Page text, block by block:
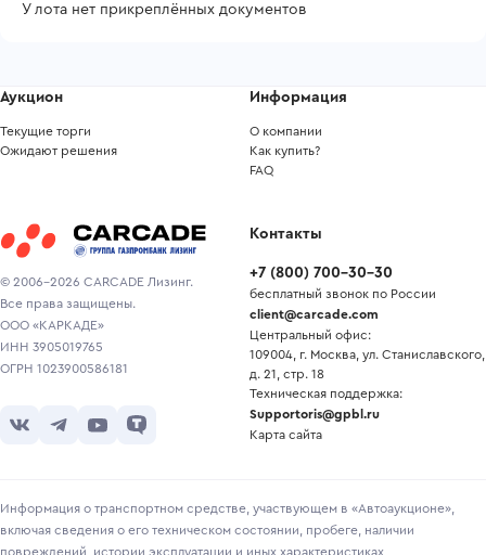
У лота нет прикреплённых документов
© 2006-2026 CARCADE Лизинг.
Все права защищены.
ООО «КАРКАДЕ»
ИНН 3905019765
ОГРН 1023900586181
Аукцион
Текущие торги
Ожидают решения
Информация
О компании
Как купить?
FAQ
Контакты
+7 (800) 700-30-30
бесплатный звонок по России
client@carcade.com
Центральный офис:
109004, г. Москва, ул. Станиславского,
д. 21, стр. 18
Техническая поддержка:
Supportoris@gpbl.ru
Карта сайта
Информация о транспортном средстве, участвующем в «Автоаукционе»,
включая сведения о его техническом состоянии, пробеге, наличии
повреждений, истории эксплуатации и иных характеристиках,